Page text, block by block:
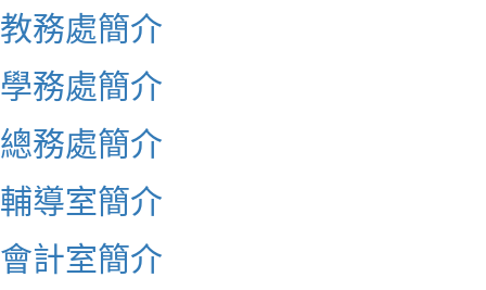
教務處簡介
學務處簡介
總務處簡介
輔導室簡介
會計室簡介